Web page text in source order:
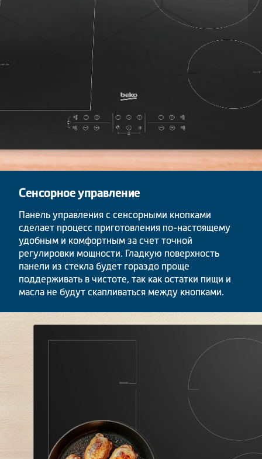
Сенсорное управление
Панель управления с сенсорными кнопками
сделает процесс приготовления по-настоящему
удобным и комфортным за счет точной
регулировки мощности. Гладкую поверхность
панели из стекла будет гораздо проще
поддерживать в чистоте, так как остатки пищи и
масла не будут скапливаться между кнопками.